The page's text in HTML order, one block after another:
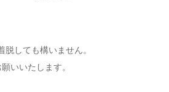
しても構いません。
いいたします。